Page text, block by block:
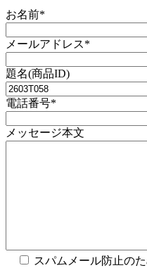
お名前*
メールアドレス*
題名(商品ID)
電話番号*
メッセージ本文
スパムメール防止の